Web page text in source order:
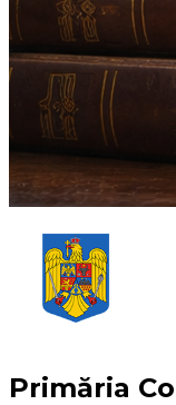
Primăria